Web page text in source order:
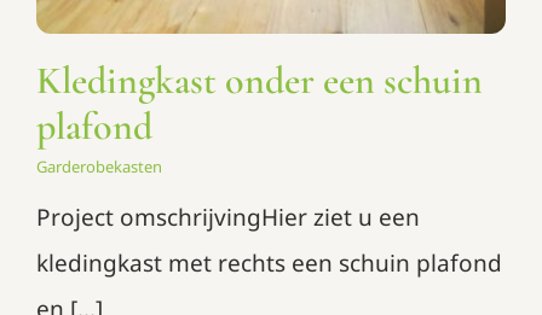
Kledingkast onder een schuin
plafond
Garderobekasten
Project omschrijvingHier ziet u een
kledingkast met rechts een schuin plafond
en [...]